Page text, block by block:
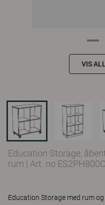
VIS
Education Storage,
rum | Art. no
Education Storage med rum